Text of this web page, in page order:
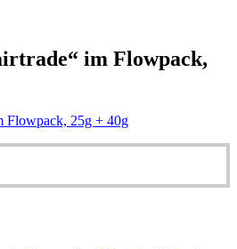
im Flowpack,
Flowpack, 25g + 40g